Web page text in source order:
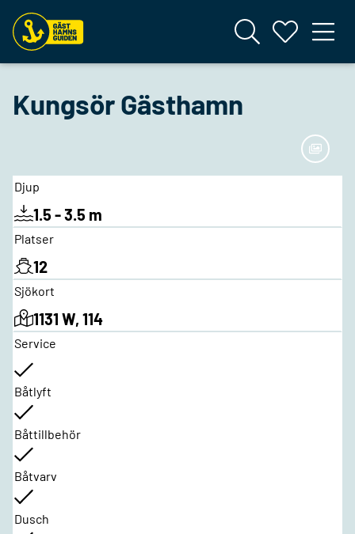
Kungsör Gästhamn
Djup
1.5 - 3.5 m
Platser
12
Sjökort
1131 W, 114
Service
Båtlyft
Båttillbehör
Båtvarv
Dusch